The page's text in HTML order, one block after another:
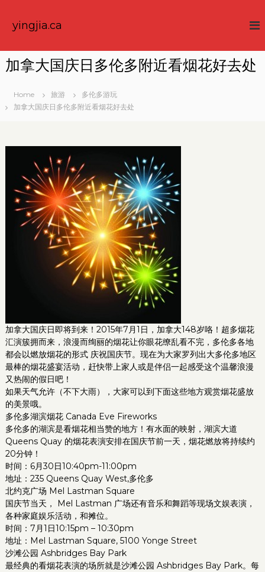
yingjia.ca
加拿大国庆日多伦多附近看烟花好去处
Home 旅游
多伦多游玩
加拿大国庆日多伦多附近看烟花好去处
加拿大国庆日即将到来！2015年7月1日，加拿大148岁咯！超多烟花
汇演簇拥而来，浪漫而绚丽的烟花让你眼花缭乱看不完，多伦多各地
都会以燃放烟花的形式 庆祝国庆节。现在为大家罗列出大多伦多地区
最棒的烟花盛宴活动，赶快带上家人或是伴侣一起感受这个温馨浪漫
又热闹的假日吧！
如果天气允许（不下大雨），大家可以到下面这些地方观赏烟花盛放
的美景哦。
多伦多湖滨烟花 Canada Eve Fireworks
多伦多的湖滨是看烟花相当赞的地方！有水面的映射，湖滨大道
Queens Quay 的烟花表演安排在国庆节前一天，烟花燃放将持续约
20分钟！
时间：6月30日10:40pm-11:00pm
地址：235 Queens Quay West,多伦多
北约克广场 Mel Lastman Square
国庆节当天， Mel Lastman 广场还有音乐和舞蹈等现场文娱表演，
各种家庭娱乐活动，和摊位。
时间：7月1日10:15pm – 10:30pm
地址：Mel Lastman Square, 5100 Yonge Street
沙滩公园 Ashbridges Bay Park
最经典的看烟花表演的场所就是沙滩公园 Ashbridges Bay Park。每